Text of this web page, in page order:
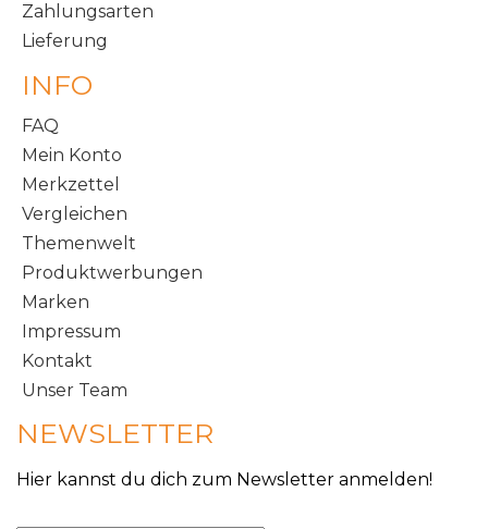
Zahlungsarten
Lieferung
INFO
FAQ
Mein Konto
Merkzettel
Vergleichen
Themenwelt
Produktwerbungen
Marken
Impressum
Kontakt
Unser Team
NEWSLETTER
Hier kannst du dich zum Newsletter anmelden!